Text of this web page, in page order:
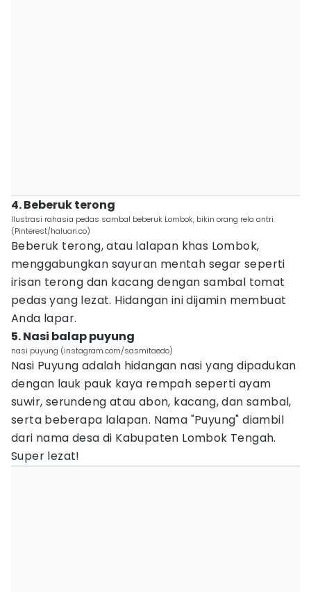
4. Beberuk terong
Ilustrasi rahasia pedas sambal beberuk Lombok, bikin orang rela antri.
(Pinterest/haluan.co)
Beberuk terong, atau lalapan khas Lombok,
menggabungkan sayuran mentah segar seperti
irisan terong dan kacang dengan sambal tomat
pedas yang lezat. Hidangan ini dijamin membuat
Anda lapar.
5. Nasi balap puyung
nasi puyung (instagram.com/sasmitaedo)
Nasi Puyung adalah hidangan nasi yang dipadukan
dengan lauk pauk kaya rempah seperti ayam
suwir, serundeng atau abon, kacang, dan sambal,
serta beberapa lalapan. Nama "Puyung" diambil
dari nama desa di Kabupaten Lombok Tengah.
Super lezat!